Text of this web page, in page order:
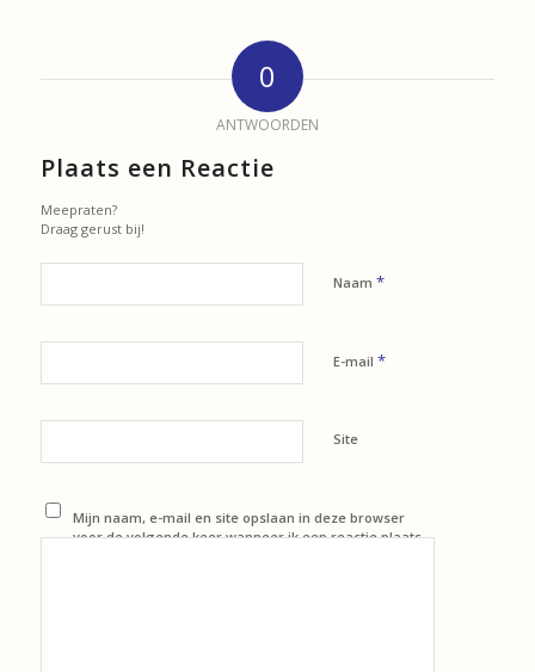
0
ANTWOORDEN
Plaats een Reactie
Meepraten?
Draag gerust bij!
Naam *
E-mail *
Site
Mijn naam, e-mail en site opslaan in deze browser
voor de volgende keer wanneer ik een reactie plaats.